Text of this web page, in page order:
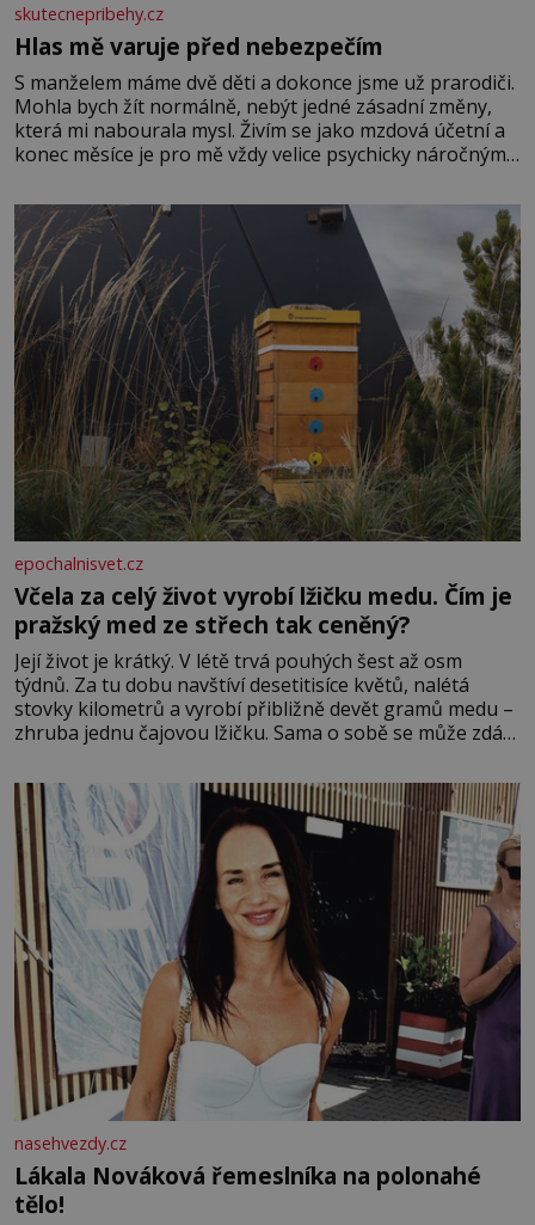
skutecnepribehy.cz
Hlas mě varuje před nebezpečím
S manželem máme dvě děti a dokonce jsme už prarodiči.
Mohla bych žít normálně, nebýt jedné zásadní změny,
která mi nabourala mysl. Živím se jako mzdová účetní a
konec měsíce je pro mě vždy velice psychicky náročným
dál častěji volá o pomoc, co se hlídání týče. Dalo by se
epochalnisvet.cz
Včela za celý život vyrobí lžičku medu. Čím je
pražský med ze střech tak ceněný?
Její život je krátký. V létě trvá pouhých šest až osm
týdnů. Za tu dobu navštíví desetitisíce květů, nalétá
stovky kilometrů a vyrobí přibližně devět gramů medu –
zhruba jednu čajovou lžičku. Sama o sobě se může zdát
tisíc příslušnic svého včelstva, vznikne jeden z
nejdokonalejších organismů
nasehvezdy.cz
Lákala Nováková řemeslníka na polonahé
tělo!